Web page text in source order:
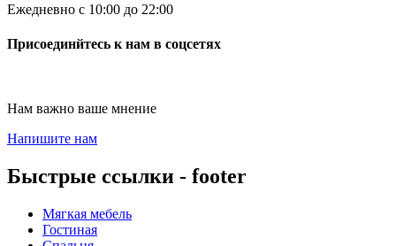
Ежедневно с 10:00 до 22:00
Присоединйтесь к нам в соцсетях
Нам важно ваше мнение
Напишите нам
Быстрые ссылки - footer
Мягкая мебель
Гостиная